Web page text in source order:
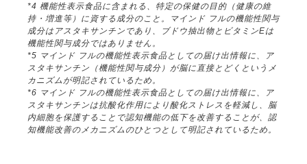
*4 機能性表示食品に含まれる、特定の保健の目的（健康の維
持・増進等）に資する成分のこと。マインド フルの機能性関与
成分はアスタキサンチンであり、ブドウ抽出物とビタミンEは
機能性関与成分ではありません。
*5 マインド フルの機能性表示食品としての届け出情報に、ア
スタキサンチン（機能性関与成分）が脳に直接とどくというメ
カニズムが明記されているため。
*6 マインド フルの機能性表示食品としての届け出情報に、ア
スタキサンチンは抗酸化作用により酸化ストレスを軽減し、脳
内細胞を保護することで認知機能の低下を改善することが、認
知機能改善のメカニズムのひとつとして明記されているため。